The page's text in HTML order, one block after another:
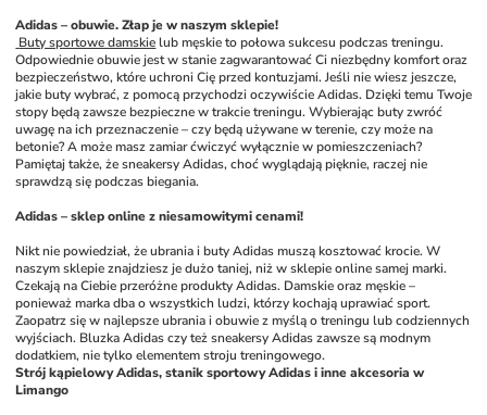
Adidas – obuwie. Złap je w naszym sklepie!
Buty sportowe damskie lub męskie to połowa sukcesu podczas treningu.
Odpowiednie obuwie jest w stanie zagwarantować Ci niezbędny komfort oraz
bezpieczeństwo, które uchroni Cię przed kontuzjami. Jeśli nie wiesz jeszcze,
jakie buty wybrać, z pomocą przychodzi oczywiście Adidas. Dzięki temu Twoje
stopy będą zawsze bezpieczne w trakcie treningu. Wybierając buty zwróć
uwagę na ich przeznaczenie – czy będą używane w terenie, czy może na
betonie? A może masz zamiar ćwiczyć wyłącznie w pomieszczeniach?
Pamiętaj także, że sneakersy Adidas, choć wyglądają pięknie, raczej nie
sprawdzą się podczas biegania.
Adidas – sklep online z niesamowitymi cenami!
Nikt nie powiedział, że ubrania i buty Adidas muszą kosztować krocie. W
naszym sklepie znajdziesz je dużo taniej, niż w sklepie online samej marki.
Czekają na Ciebie przeróżne produkty Adidas. Damskie oraz męskie –
ponieważ marka dba o wszystkich ludzi, którzy kochają uprawiać sport.
Zaopatrz się w najlepsze ubrania i obuwie z myślą o treningu lub codziennych
wyjściach. Bluzka Adidas czy też sneakersy Adidas zawsze są modnym
dodatkiem, nie tylko elementem stroju treningowego.
Strój kąpielowy Adidas, stanik sportowy Adidas i inne akcesoria w
Limango